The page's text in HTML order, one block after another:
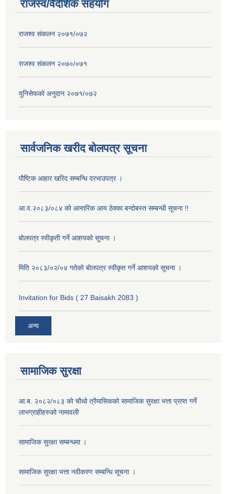
राजस्व/वैदेशिक सहयोग
राजश्व संकलन २०७१/०७२
राजश्व संकलन २०७०/०७१
युनिसेफको अनुदान २०७१/०७२
सार्वजनिक खरीद बोलपत्र सूचना
पौष्टिक आहार खरिद सम्बन्धि दरभाउपत्र ।
आ.व.२०८३/०८४ को आन्तरिक आय ठेक्का बन्दोबस्त सम्बन्धी सूचना !!
बोलपत्र स्वीकृती गर्ने आशयको सूचना ।
मिति २०८३/०२/०४ गतेको बोलपत्र स्वीकृत गर्ने आशयको सूचना ।
Invitation for Bids ( 27 Baisakh 2083 )
अन्य
सामाजिक सुरक्षा
आ.ब. २०८२/०८३ को चौथो त्रैमासिकको सामाजिक सुरक्षा भत्ता प्राप्त गर्ने
लाभग्राहीहरुको नामावली
सामाजिक सुरक्षा सम्बन्धमा ।
सामाजिक सुरक्षा भत्ता नवीकरण सम्बन्धि सूचना ।